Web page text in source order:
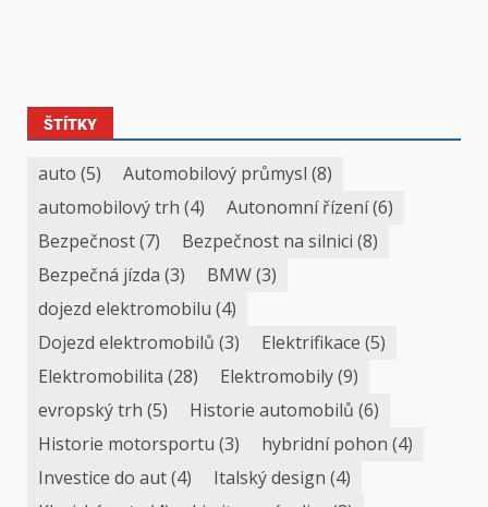
ŠTÍTKY
auto (5) Automobilový průmysl (8)
automobilový trh (4) Autonomní řízení(6)
Bezpečnost(7) Bezpečnost na silnici (8)
Bezpečná jízda (3) BMW(3)
dojezd elektromobilu (4)
Dojezd elektromobilů (3) Elektrifikace (5)
Elektromobilita (28) Elektromobily(9)
evropský trh (5) Historie automobilů (6)
Historie motorsportu (3) hybridní pohon (4)
Investice do aut(4) Italský design (4)